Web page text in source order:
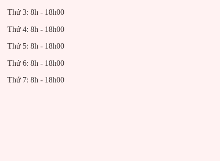
Thứ 3: 8h - 18h00
Thứ 4: 8h - 18h00
Thứ 5: 8h - 18h00
Thứ 6: 8h - 18h00
Thứ 7: 8h - 18h00